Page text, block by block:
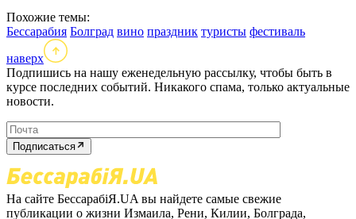
Похожие темы:
Бессарабия Болград вино праздник туристы фестиваль
наверх
Подпишись на нашу еженедельную рассылку, чтобы быть в
курсе последних событий. Никакого спама, только актуальные
новости.
Подписаться
На сайте БессарабіЯ.UA вы найдете самые свежие
публикации о жизни Измаила, Рени, Килии, Болграда,